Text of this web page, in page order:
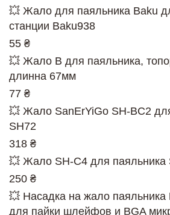
💥 Жало для паяльника Baku
станции Baku938
55 ₴
💥 Жало B для паяльника,
длинна 67мм
77 ₴
💥 Жало SanErYiGo SH-BC2
SH72
318 ₴
💥 Жало SH-C4 для паяльника
250 ₴
💥 Насадка на жало паяльника
для пайки шлейфов и BGA